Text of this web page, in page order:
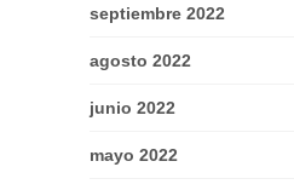
septiembre 2022
agosto 2022
junio 2022
mayo 2022